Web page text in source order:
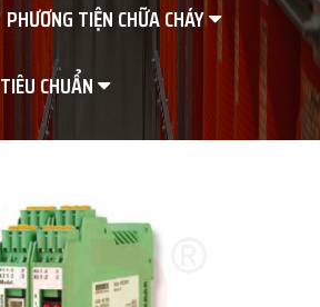
PHƯƠNG TIỆN CHỮA CHÁY
TIÊU CHUẨN